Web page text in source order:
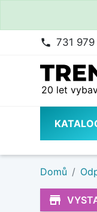
phone 731
20 let
Domů
store_mall_directory